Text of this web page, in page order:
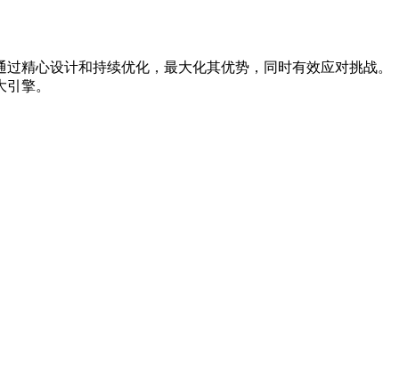
心设计和持续优化，最大化其优势，同时有效应对挑战。
擎。